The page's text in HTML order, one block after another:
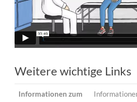
Weitere wichtige Links
Informationen zum